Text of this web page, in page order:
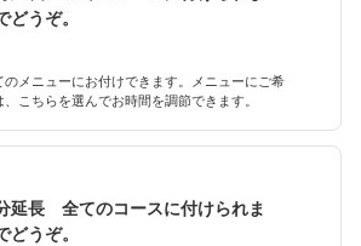
うぞ。
のメニューにお付けできます。メニューにご希
こちらを選んでお時間を調節できます。
長 全てのコースに付けられま
うぞ。